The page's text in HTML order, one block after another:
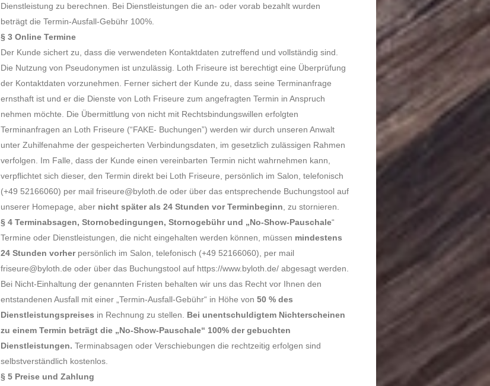
Dienstleistung zu berechnen. Bei Dienstleistungen die an- oder vorab bezahlt wurden
beträgt die Termin-Ausfall-Gebühr 100%.
§ 3 Online Termine
Der Kunde sichert zu, dass die verwendeten Kontaktdaten zutreffend und vollständig sind.
Die Nutzung von Pseudonymen ist unzulässig. Loth Friseure ist berechtigt eine Überprüfung
der Kontaktdaten vorzunehmen. Ferner sichert der Kunde zu, dass seine Terminanfrage
ernsthaft ist und er die Dienste von Loth Friseure zum angefragten Termin in Anspruch
nehmen möchte. Die Übermittlung von nicht mit Rechtsbindungswillen erfolgten
Terminanfragen an Loth Friseure (“FAKE- Buchungen”) werden wir durch unseren Anwalt
unter Zuhilfenahme der gespeicherten Verbindungsdaten, im gesetzlich zulässigen Rahmen
verfolgen. Im Falle, dass der Kunde einen vereinbarten Termin nicht wahrnehmen kann,
verpflichtet sich dieser, den Termin direkt bei Loth Friseure, persönlich im Salon, telefonisch
(+49 52166060) per mail friseure@byloth.de oder über das entsprechende Buchungstool auf
unserer Homepage, aber nicht später als 24 Stunden vor Terminbeginn , zu stornieren.
§ 4 Terminabsagen, Stornobedingungen, Stornogebühr und „No-Show-Pauschale“
Termine oder Dienstleistungen, die nicht eingehalten werden können, müssen mindestens
24 Stunden vorherpersönlich im Salon, telefonisch (+49 52166060), per mail
friseure@byloth.de oder über das Buchungstool auf https://www.byloth.de/ abgesagt werden.
Bei Nicht-Einhaltung der genannten Fristen behalten wir uns das Recht vor Ihnen den
entstandenen Ausfall mit einer „Termin-Ausfall-Gebühr“ in Höhe von50 % des
Dienstleistungspreises in Rechnung zu stellen. Bei unentschuldigtem Nichterscheinen
zu einem Termin beträgt die „No-Show-Pauschale“ 100% der gebuchten
Dienstleistungen. Terminabsagen oder Verschiebungen die rechtzeitig erfolgen sind
selbstverständlich kostenlos.
§ 5 Preise und Zahlung